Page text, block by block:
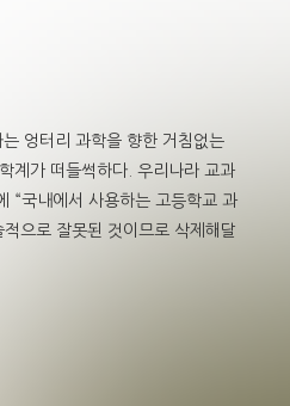
엉터리 과학을 향한 거침없는
계가 떠들썩하다. 우리나라 교과
“국내에서 사용하는 고등학교 과
적으로 잘못된 것이므로 삭제해달